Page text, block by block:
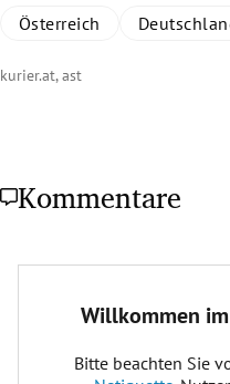
Österreich
kurier.at, ast
Kommentare